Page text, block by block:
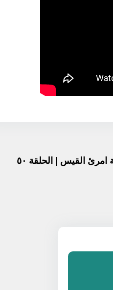
القيس | الحلقة ٥٠